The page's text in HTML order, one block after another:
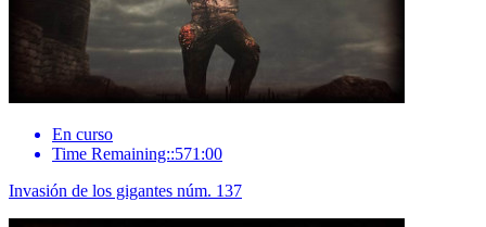
En curso
Time Remaining::571:00
Invasión de los gigantes núm. 137